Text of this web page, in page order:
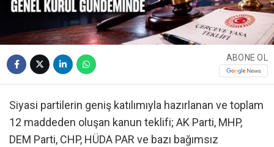
ABONE OL
Siyasi partilerin geniş katılımıyla hazırlanan ve toplam
12 maddeden oluşan kanun teklifi; AK Parti, MHP,
DEM Parti, CHP, HÜDA PAR ve bazı bağımsız